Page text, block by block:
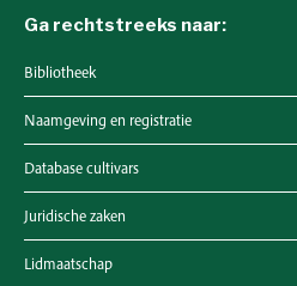
Ga rechtstreeks naar:
Bibliotheek
Naamgeving en registratie
Database cultivars
Juridische zaken
Lidmaatschap